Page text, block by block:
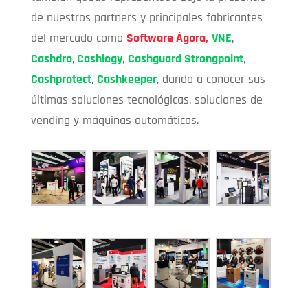
de nuestros partners y principales fabricantes
del mercado como SoftwareÁgora, VNE,
Cashdro,Cashlogy, Cashguard Strongpoint,
Cashprotect, Cashkeeper, dando a conocer sus
últimas soluciones tecnológicas, soluciones de
vending y máquinas automáticas.